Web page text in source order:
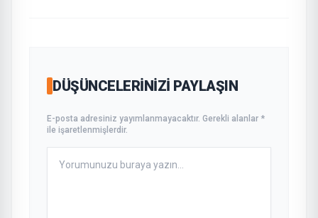
DÜŞÜNCELERINIZI PAYLAŞIN
E-posta adresiniz yayımlanmayacaktır. Gerekli alanlar *
ile işaretlenmişlerdir.